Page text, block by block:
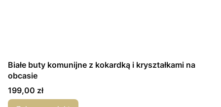
Białe buty komunijne z kokardką i kryształkami na
obcasie
Cena
199,00 zł